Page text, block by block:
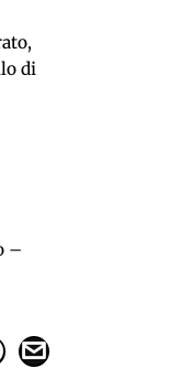
di
–